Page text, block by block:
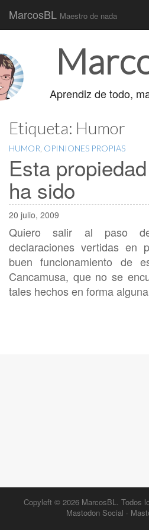
MarcosBL Maestro de nada
menu
content
Aprendiz de todo,
Etiqueta: Humor
HUMOR OPINIONES PROPIAS
Esta
ha sido
20 julio, 2009
Quiero salir al paso
declaraciones vertidas en
buen funcionamiento de
Cancamusa, que no se
tales hechos en forma
Copyleft © 2026 MarcosBL. Todos
Mastodon Social ·